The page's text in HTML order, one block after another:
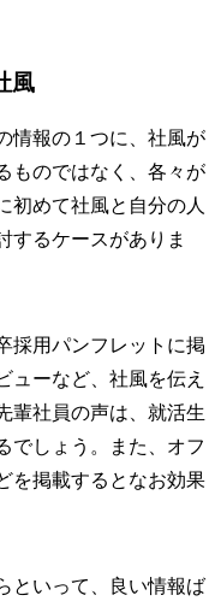
風
情報の１つに、社風が
ものではなく、各々が
初めて社風と自分の人
するケースがありま
採用パンフレットに掲
ューなど、社風を伝え
輩社員の声は、就活生
でしょう。また、オフ
を掲載するとなお効果
といって、良い情報ば